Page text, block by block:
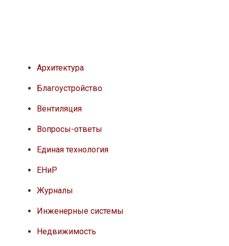
Архитектура
Благоустройство
Вентиляция
Вопросы-ответы
Единая технология
ЕНиР
Журналы
Инженерные системы
Недвижимость